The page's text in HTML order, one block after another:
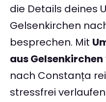
die Details deines
Gelsenkirchen
besprechen. Mit
aus Gelsenkirchen
nach Constanța
stressfrei